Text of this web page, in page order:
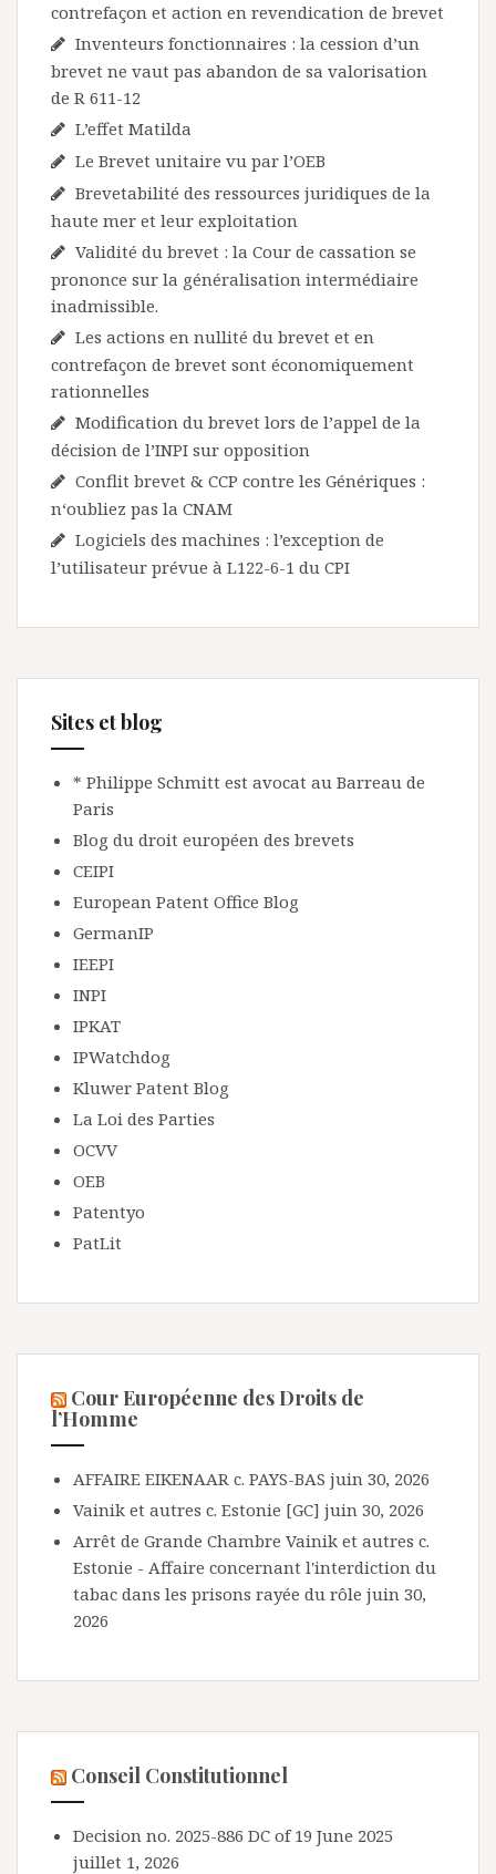
contrefaçon et action en revendication de brevet
Inventeurs fonctionnaires : la cession d’un
brevet ne vaut pas abandon de sa valorisation
de R 611-12
L’effet Matilda
Le Brevet unitaire vu par l’OEB
Brevetabilité des ressources juridiques de la
haute mer et leur exploitation
Validité du brevet : la Cour de cassation se
prononce sur la généralisation intermédiaire
inadmissible.
Les actions en nullité du brevet et en
contrefaçon de brevet sont économiquement
rationnelles
Modification du brevet lors de l’appel de la
décision de l’INPI sur opposition
Conflit brevet & CCP contre les Génériques :
n‘oubliez pas la CNAM
Logiciels des machines : l’exception de
l’utilisateur prévue à L122-6-1 du CPI
Sites et blog
* Philippe Schmitt est avocat au Barreau de
Paris
Blog du droit européen des brevets
CEIPI
European Patent Office Blog
GermanIP
IEEPI
INPI
IPKAT
IPWatchdog
Kluwer Patent Blog
La Loi des Parties
OCVV
OEB
Patentyo
PatLit
Cour Européenne des Droits de
l’Homme
AFFAIRE EIKENAAR c. PAYS-BAS juin 30, 2026
Vainik et autres c. Estonie [GC] juin 30, 2026
Arrêt de Grande Chambre Vainik et autres c.
Estonie - Affaire concernant l'interdiction du
tabac dans les prisons rayée du rôle juin 30,
2026
Conseil Constitutionnel
Decision no. 2025-886 DC of 19 June 2025
juillet 1, 2026